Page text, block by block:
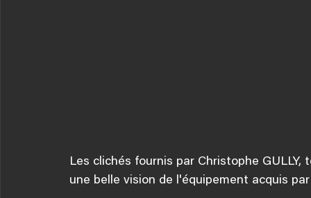
Les clichés fournis par Christophe
une belle vision de l'équipement acquis